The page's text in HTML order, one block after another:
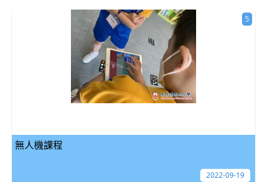
無人機課程
5
2022-09-19